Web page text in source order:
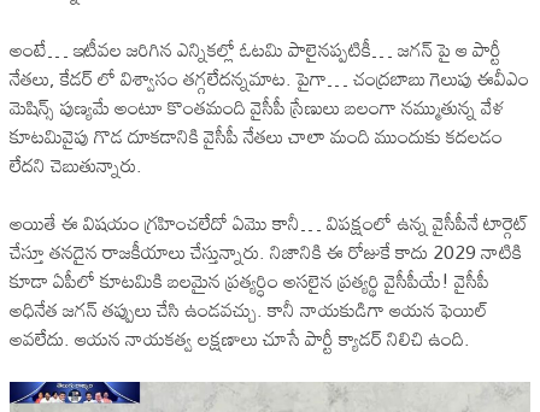
అంటే… ఇటీవల జరిగిన ఎన్నికల్లో ఓటమి పాలైనప్పటికీ… జగన్ పై ఆ పార్టీ
నేతలు, కేడర్ లో విశ్వాసం తగ్గలేదన్నమాట. పైగా… చంద్రబాబు గెలుపు ఈవీఎం
మెషిన్స్ పుణ్యమే అంటూ కొంతమంది వైసీపీ స్రేణులు బలంగా నమ్ముతున్న వేళ
కూటమివైపు గొడ దూకడానికి వైసీపీ నేతలు చాలా మంది ముందుకు కదలడం
లేదని చెబుతున్నారు.
అయితే ఈ విషయం గ్రహించలేదో ఏమొ కానీ… విపక్షంలో ఉన్న వైసీపీనే టార్గెట్
చేస్తూ తనదైన రాజకీయాలు చేస్తున్నారు. నిజానికి ఈ రోజుకే కాదు 2029 నాటికి
కూడా ఏపీలో కూటమికి బలమైన ప్రత్యర్ధిం అసలైన ప్రత్యర్థి వైసీపీయే! వైసీపీ
అధినేత జగన్ తప్పులు చేసి ఉండవచ్చు. కానీ నాయకుడిగా ఆయన ఫెయిల్
అవలేదు. ఆయన నాయకత్వ లక్షణాలు చూసే పార్టీ క్యాడర్ నిలిచి ఉంది.